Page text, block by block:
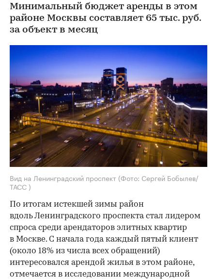
Минимальный бюджет аренды в этом
районе Москвы составляет 65 тыс. руб.
за объект в месяц
Вид на Ленинградский проспект (Фото: Сергей Бобылев/
ТАСС )
По итогам истекшей зимы район
вдоль Ленинградского проспекта стал лидером
спроса среди арендаторов элитных квартир
в Москве. С начала года каждый пятый клиент
(около 18% из числа всех обращений)
интересовался арендой жилья в этом районе,
отмечается в исследовании международной